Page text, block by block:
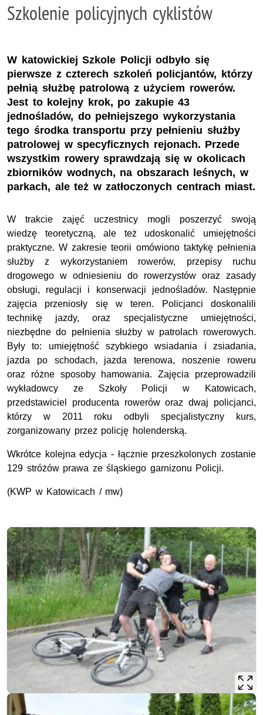
Szkolenie policyjnych cyklistów
W katowickiej Szkole Policji odbyło się
pierwsze z czterech szkoleń policjantów, którzy
pełnią służbę patrolową z użyciem rowerów.
Jest to kolejny krok, po zakupie 43
jednośladów, do pełniejszego wykorzystania
tego środka transportu przy pełnieniu służby
patrolowej w specyficznych rejonach. Przede
wszystkim rowery sprawdzają się w okolicach
zbiorników wodnych, na obszarach leśnych, w
parkach, ale też w zatłoczonych centrach miast.
W trakcie zajęć uczestnicy mogli poszerzyć swoją
wiedzę teoretyczną, ale też udoskonalić umiejętności
praktyczne. W zakresie teorii omówiono taktykę pełnienia
służby z wykorzystaniem rowerów, przepisy ruchu
drogowego w odniesieniu do rowerzystów oraz zasady
obsługi, regulacji i konserwacji jednośladów. Następnie
zajęcia przeniosły się w teren. Policjanci doskonalili
technikę jazdy, oraz specjalistyczne umiejętności,
niezbędne do pełnienia służby w patrolach rowerowych.
Były to: umiejętność szybkiego wsiadania i zsiadania,
jazda po schodach, jazda terenowa, noszenie roweru
oraz różne sposoby hamowania. Zajęcia przeprowadzili
wykładowcy ze Szkoły Policji w Katowicach,
przedstawiciel producenta rowerów oraz dwaj policjanci,
którzy w 2011 roku odbyli specjalistyczny kurs,
zorganizowany przez policję holenderską.
Wkrótce kolejna edycja - łącznie przeszkolonych zostanie
129 stróżów prawa ze śląskiego garnizonu Policji.
(KWP w Katowicach / mw)